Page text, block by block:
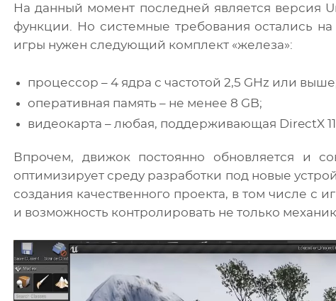
На данный момент последней является версия
функции. Но системные требования остались на
игры нужен следующий комплект «железа»:
процессор – 4 ядра с частотой 2,5 GHz или
оперативная память – не менее 8 GB;
видеокарта – любая, поддерживающая DirectX 11.
Впрочем, движок постоянно обновляется и
оптимизирует среду разработки под новые
создания качественного проекта, в том числе с
и возможность контролировать не только